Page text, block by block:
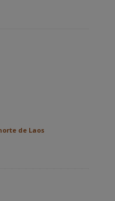
de Laos